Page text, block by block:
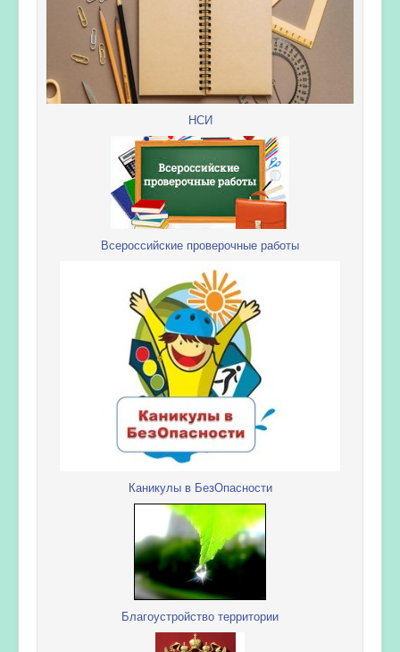
НСИ
Всероссийские проверочные работы
Каникулы в БезОпасности
Благоустройство территории